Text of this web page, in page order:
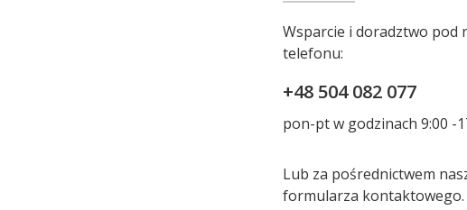
Wsparcie i doradztwo pod
telefonu:
+48 504 082 077
pon-pt w godzinach 9:00 -
Lub za pośrednictwem
formularza kontaktowego.